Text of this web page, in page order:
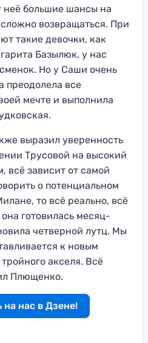
неё большие шансы на
возвращаться. При
такие девочки, как
Базылюк, у нас
Но у Саши очень
преодолела все
мечте и выполнила
выразил уверенность
Трусовой на высокий
всё зависит от самой
о потенциальном
то всё реально, всё
готовилась месяц-
четверной лутц. Мы
к новым
акселя. Всё
Плющенко.
нас в Дзене!